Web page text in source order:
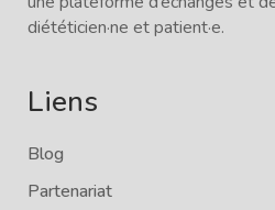
diététicien·ne et patient·e.
Liens
Blog
Partenariat